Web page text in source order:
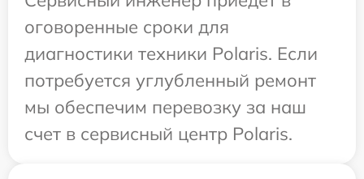
оговоренные сроки для
диагностики техники Polaris. Если
потребуется углубленный ремонт
мы обеспечим перевозку за наш
счет в сервисный центр Polaris.